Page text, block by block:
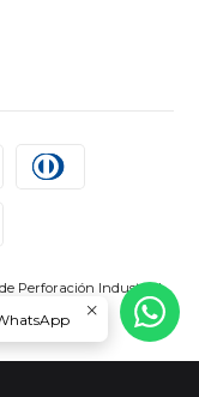
Perforación Industrial